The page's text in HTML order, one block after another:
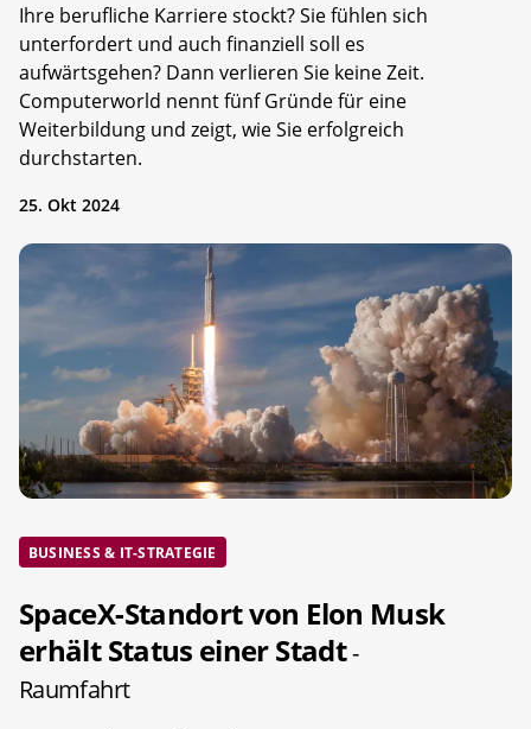
Ihre berufliche Karriere stockt? Sie fühlen sich
unterfordert und auch finanziell soll es
aufwärtsgehen? Dann verlieren Sie keine Zeit.
Computerworld nennt fünf Gründe für eine
Weiterbildung und zeigt, wie Sie erfolgreich
durchstarten.
25. Okt 2024
BUSINESS & IT-STRATEGIE
SpaceX-Standort von Elon Musk
erhält Status einer Stadt-
Raumfahrt